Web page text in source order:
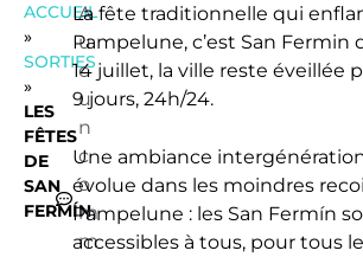
ACCUEIL
»
SORTIES
»
LES
FÊTES
DE
SAN
FERMÍN
A
u
c
u
n
c
o
m
m
La fête traditionnelle qui
Pampelune, c’est San Fermin
14 juillet, la ville reste éveillée
9 jours, 24h/24.
Une ambiance
évolue dans les moindres
Pampelune : les San Fermín
accessibles à tous, pour tous